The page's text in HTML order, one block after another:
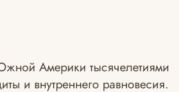
Америки тысячелетиями
и внутреннего равновесия.